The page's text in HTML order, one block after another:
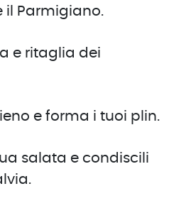
il Parmigiano.
e ritaglia dei
e forma i tuoi plin.
salata e condiscili